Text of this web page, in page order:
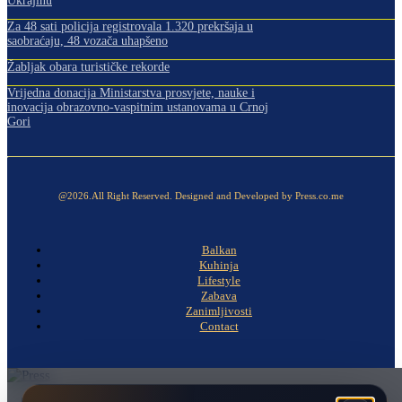
Za 48 sati policija registrovala 1.320 prekršaja u
saobraćaju, 48 vozača uhapšeno
Žabljak obara turističke rekorde
Vrijedna donacija Ministarstva prosvjete, nauke i
inovacija obrazovno-vaspitnim ustanovama u Crnoj
Gori
@2026.All Right Reserved. Designed and Developed by Press.co.me
Balkan
Kuhinja
Lifestyle
Zabava
Zanimljivosti
Contact